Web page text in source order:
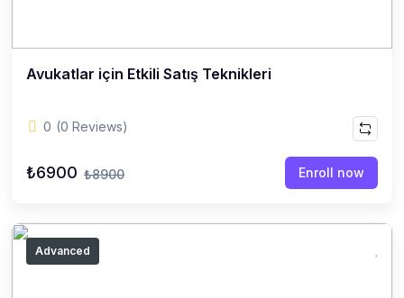
Avukatlar için Etkili Satış Teknikleri
0 (0 Reviews)
₺6900 ₺8900 Enroll now
Advanced